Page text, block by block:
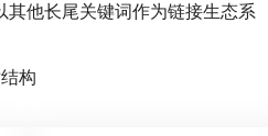
他长尾关键词作为链接生态系
构